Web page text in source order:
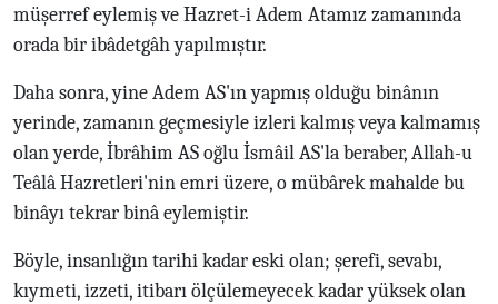
müşerref eylemiş ve Hazret-i Adem Atamız zamanında
orada bir ibâdetgâh yapılmıştır.
Daha sonra, yine Adem AS'ın yapmış olduğu binânın
yerinde, zamanın geçmesiyle izleri kalmış veya kalmamış
olan yerde, İbrâhim AS oğlu İsmâil AS'la beraber, Allah-u
Teâlâ Hazretleri'nin emri üzere, o mübârek mahalde bu
binâyı tekrar binâ eylemiştir.
Böyle, insanlığın tarihi kadar eski olan; şerefi, sevabı,
kıymeti, izzeti, itibarı ölçülemeyecek kadar yüksek olan